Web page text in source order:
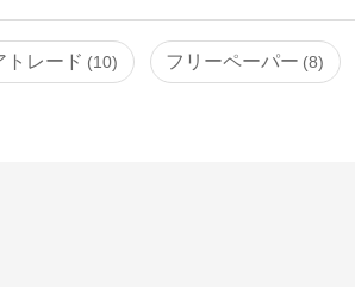
トレード 10 フリーペーパー 8